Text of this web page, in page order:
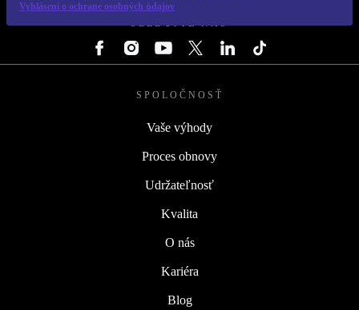
Vyhlásení o ochrane osobných údajov
SLEDUJTE NÁS
SPOLOČNOSŤ
Vaše výhody
Proces obnovy
Udržateľnosť
Kvalita
O nás
Kariéra
Blog